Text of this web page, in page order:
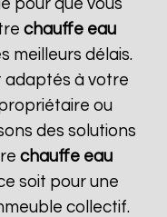
pour que vous
chauffe eau
meilleurs délais.
adaptés à votre
ou
des solutions
chauffe eau
soit pour une
collectif.